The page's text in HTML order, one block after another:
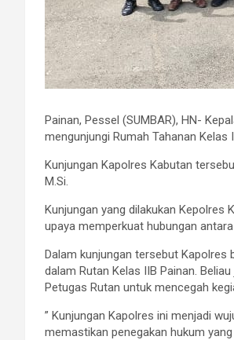
Painan, Pessel (SUMBAR), HN-
mengunjungi Rumah Tahanan Kelas
Kunjungan Kapolres Kabutan
M.Si.
Kunjungan yang dilakukan Kepolres
upaya memperkuat hubungan
Dalam kunjungan tersebut
dalam Rutan Kelas IIB Painan.
Petugas Rutan untuk mencegah
” Kunjungan Kapolres ini menjadi
memastikan penegakan hukum